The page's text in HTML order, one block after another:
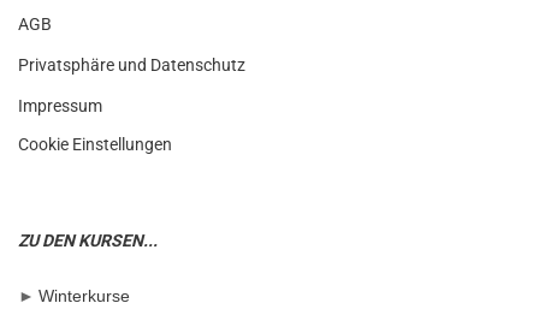
AGB
Privatsphäre und Datenschutz
Impressum
Cookie Einstellungen
ZU DEN KURSEN...
► Winterkurse